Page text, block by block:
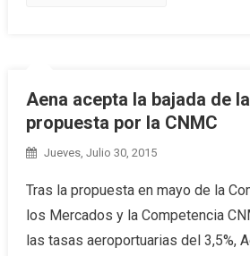
Aena acepta la bajada de
propuesta por la CNMC
Jueves, Julio 30, 2015
Tras la propuesta en mayo de la
los Mercados y la Competencia
las tasas aeroportuarias del 3,5%,